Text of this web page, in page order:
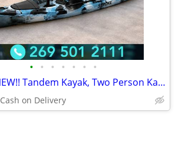
• • • • • • •
BRAND NEW!! Tandem Kayak, Two Person Kayak, Double Seat, Pedal Drive @
Cash on Delivery